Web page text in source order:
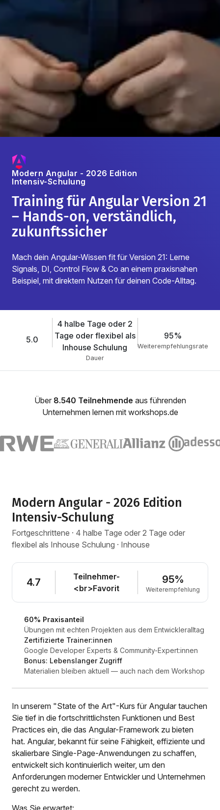
Modern Angular - 2026 Edition
Intensiv-Schulung
Training für Angular Version 21
– Hands-on, verständlich,
zukunftssicher
Mach dein Angular-Wissen fit für Version 21: Lerne
Signals, DI, Control Flow & Co an einem praxisnahen
Beispiel, mit direktem Nutzen für deinen Code-Alltag.
5.0
4 halbe Tage oder 2
Tage oder flexibel als
Inhouse Schulung
Dauer
95%
Weiterempfehlungsrate
Über 8.540 Teilnehmende aus führenden
Unternehmen lernen mit workshops.de
Modern Angular - 2026 Edition
Intensiv-Schulung
Fortgeschrittene · 4 halbe Tage oder 2 Tage oder
flexibel als Inhouse Schulung · Inhouse
4.7
Teilnehmer-
<br>Favorit
95%
Weiterempfehlung
60% Praxisanteil
Übungen mit echten Projekten aus dem Entwickleralltag
Zertifizierte Trainer:innen
Google Developer Experts & Community-Expert:innen
Bonus: Lebenslanger Zugriff
Materialien bleiben aktuell — auch nach dem Workshop
In unserem "State of the Art"-Kurs für Angular tauchen
Sie tief in die fortschrittlichsten Funktionen und Best
Practices ein, die das Angular-Framework zu bieten
hat. Angular, bekannt für seine Fähigkeit, effiziente und
skalierbare Single-Page-Anwendungen zu schaffen,
entwickelt sich kontinuierlich weiter, um den
Anforderungen moderner Entwickler und Unternehmen
gerecht zu werden.